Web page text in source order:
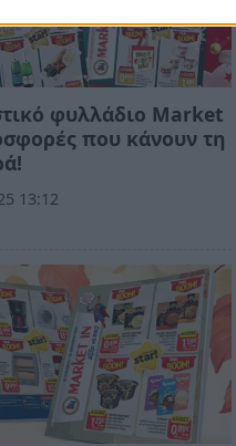
φυλλάδιο Market
που κάνουν τη
13:12